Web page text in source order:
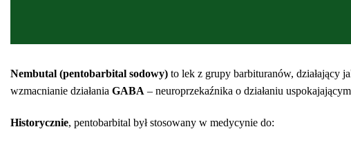
Nembutal (pentobarbital sodowy) to lek z grupy barbituranów, działający
wzmacnianie działania GABA – neuroprzekaźnika o działaniu
Historycznie, pentobarbital był stosowany w medycynie do: